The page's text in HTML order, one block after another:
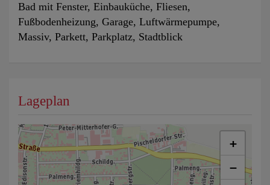
Bad mit Fenster Einbauküche Fliesen
Fußbodenheizung Garage Luftwärmepumpe
Massiv Parkett Parkplatz Stadtblick
Lageplan
+
−